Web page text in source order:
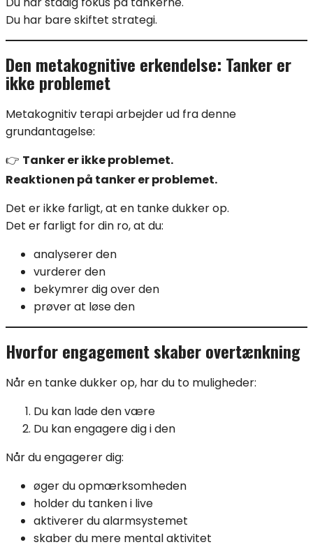
Du har bare skiftet strategi.
Den metakognitive erkendelse: Tanker er
ikke problemet
Metakognitiv terapi arbejder ud fra denne
grundantagelse:
👉 Tanker er ikke problemet.
Reaktionen på tanker er problemet.
Det er ikke farligt, at en tanke dukker op.
Det er farligt for din ro, at du:
analyserer den
vurderer den
bekymrer dig over den
prøver at løse den
Hvorfor engagement skaber overtænkning
Når en tanke dukker op, har du to muligheder:
Du kan lade den være
Du kan engagere dig i den
Når du engagerer dig:
øger du opmærksomheden
holder du tanken i live
aktiverer du alarmsystemet
skaber du mere mental aktivitet